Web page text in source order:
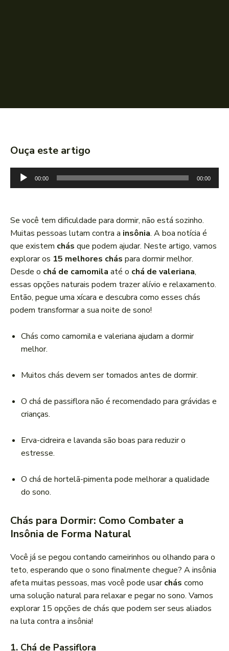
Ouça este artigo
o
d
o
r
d
e
á
u
d
o
00:00 00:00
Se você tem dificuldade para dormir, não está sozinho.
Muitas pessoas lutam contra a insônia. A boa notícia é
que existem chás que podem ajudar. Neste artigo, vamos
explorar os 15 melhores chás para dormir melhor.
Desde o chá de camomila até o chá de valeriana,
essas opções naturais podem trazer alívio e relaxamento.
Então, pegue uma xícara e descubra como esses chás
podem transformar a sua noite de sono!
Chás como camomila e valeriana ajudam a dormir
melhor.
Muitos chás devem ser tomados antes de dormir.
O chá de passiflora não é recomendado para grávidas e
crianças.
Erva-cidreira e lavanda são boas para reduzir o
estresse.
O chá de hortelã-pimenta pode melhorar a qualidade
do sono.
Chás para Dormir: Como Combater a
Insônia de Forma Natural
Você já se pegou contando carneirinhos ou olhando para o
teto, esperando que o sono finalmente chegue? A insônia
afeta muitas pessoas, mas você pode usarchás como
uma solução natural para relaxar e pegar no sono. Vamos
explorar 15 opções de chás que podem ser seus aliados
na luta contra a insônia!
1. Chá de Passiflora